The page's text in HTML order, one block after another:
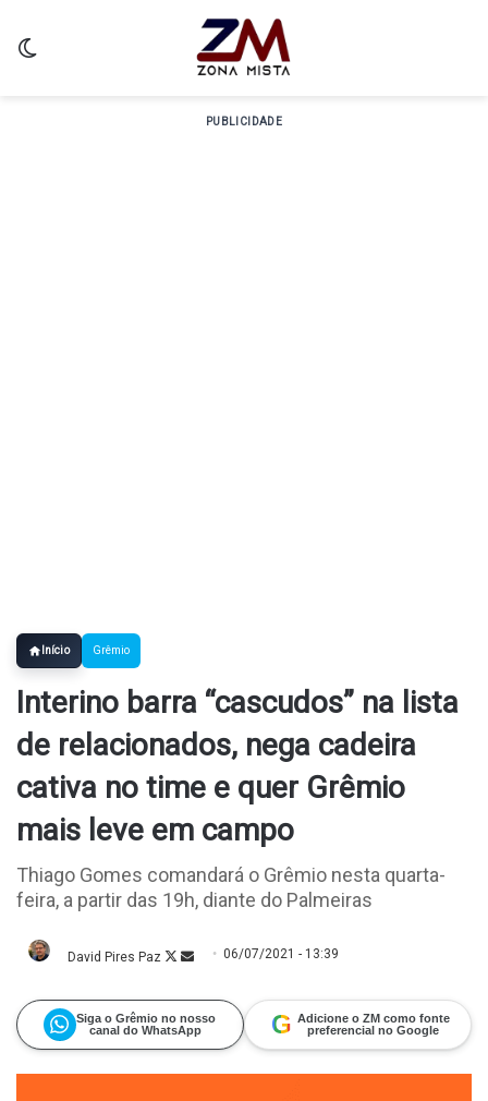
PUBLICIDADE
Início Grêmio
Interino barra “cascudos” na lista
de relacionados, nega cadeira
cativa no time e quer Grêmio
mais leve em campo
Thiago Gomes comandará o Grêmio nesta quarta-
feira, a partir das 19h, diante do Palmeiras
David Pires Paz FollowMande
06/07/2021 - 13:39
Siga o Grêmio no nosso
canal do WhatsApp
G Adicione o ZM como fonte
preferencial no Google